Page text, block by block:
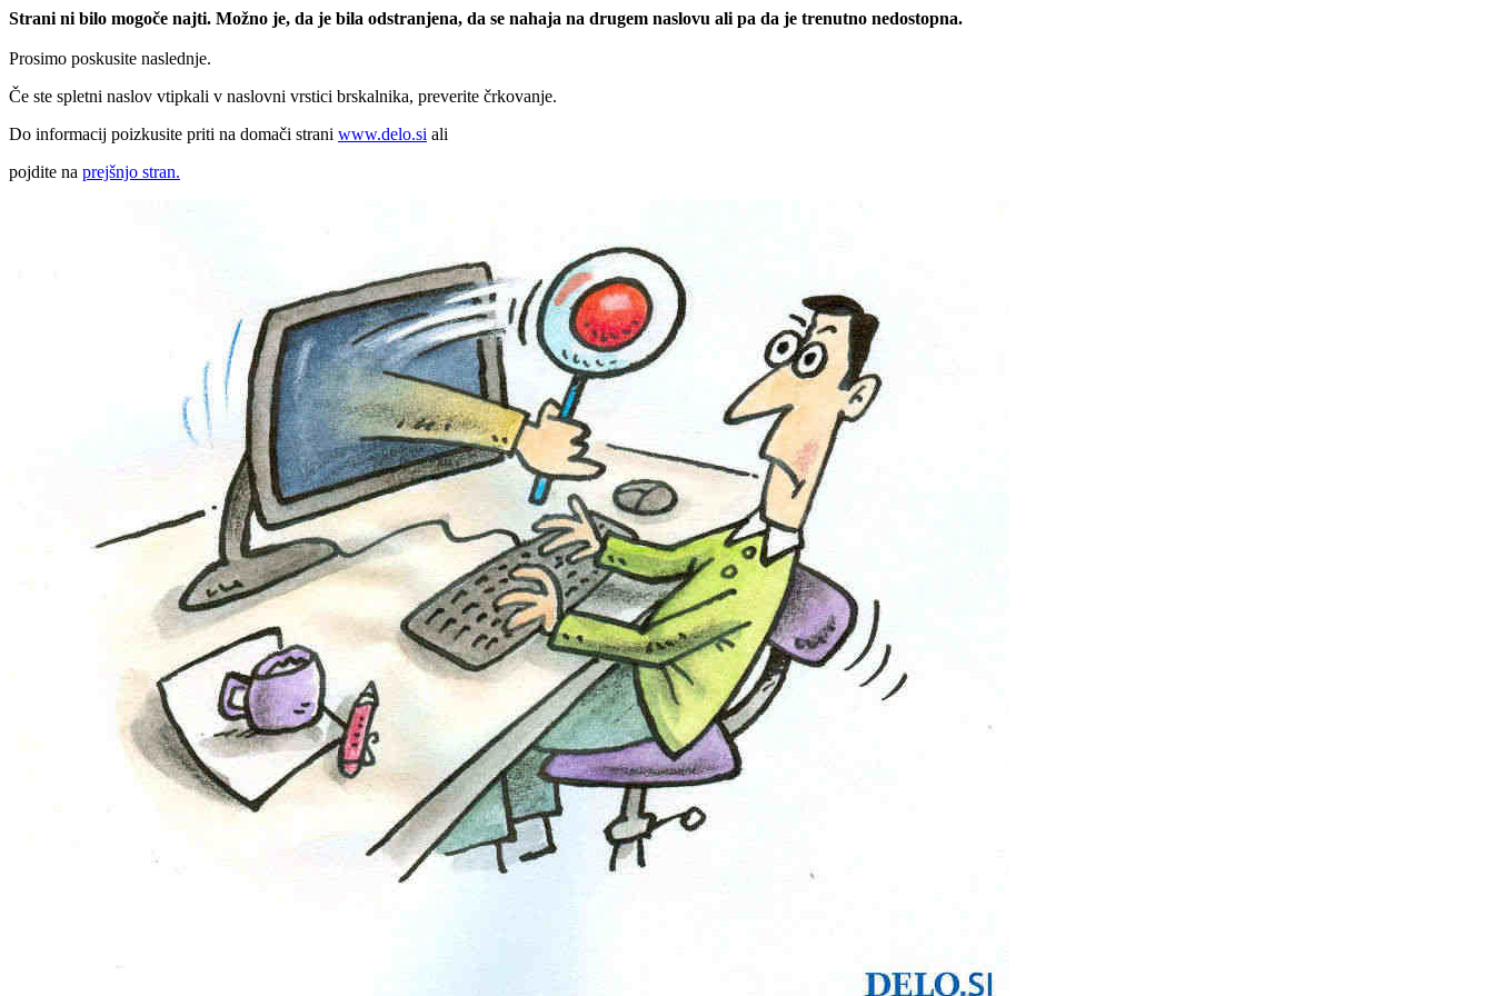
Strani ni bilo mogoče najti. Možno je, da je bila odstranjena, da se nahaja na drugem naslovu ali pa da je trenutno nedostopna.
Prosimo poskusite naslednje.
Če ste spletni naslov vtipkali v naslovni vrstici brskalnika, preverite črkovanje.
Do informacij poizkusite priti na domači strani www.delo.si ali
pojdite na prejšnjo stran.